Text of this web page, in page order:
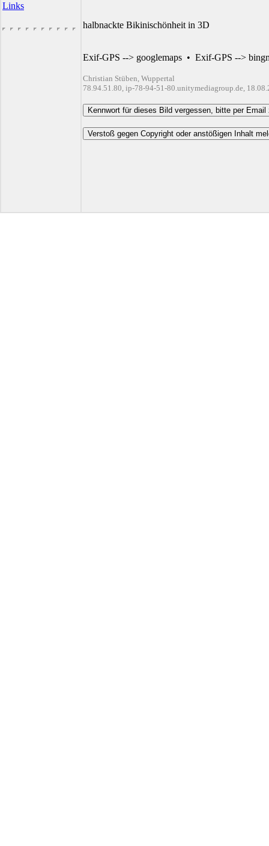
Links
halbnackte Bikinischönheit in 3D
Exif-GPS --> googlemaps • Exif-GPS -->
Christian Stüben, Wuppertal
78.94.51.80, ip-78-94-51-80.unitymediagroup.de,